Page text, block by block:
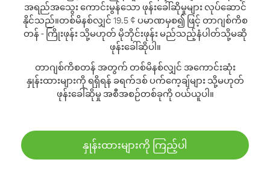
အရည်အသွေး ကောင်းမွန်သော ဖုန်းခေါ်ဆိုမှုများ လုပ်ဆောင်
နိုင်သည်။တစ်မိနစ်လျှင် 19.5 ¢ ပမာဏမှစ၍ ဖြင့် တာဂျစ်ကိစ
တန် - ကြိုးဖုန်း သို့မဟုတ် မိုဘိုင်းဖုန်း မည်သည့်နံပါတ်သို့မဆို
ဖုန်းခေါ်ဆိုပါ။
တာဂျစ်ကိစတန် အတွက် တစ်မိနစ်လျှင် အကောင်းဆုံး
နှုန်းထားများကို ရရှိရန် ခရက်ဒစ် ပက်ကေ့ချ်များ သို့မဟုတ်
ဖုန်းခေါ်ဆိုမှု အစီအစဉ်တစ်ခုကို ဝယ်ယူပါ။
နှုန်းထားများကို ကြည့်ပါ